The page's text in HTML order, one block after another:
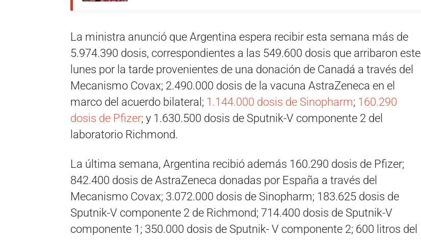
La ministra anunció que Argentina espera recibir esta semana más de
5.974.390 dosis, correspondientes a las 549.600 dosis que arribaron este
lunes por la tarde provenientes de una donación de Canadá a través del
Mecanismo Covax; 2.490.000 dosis de la vacuna AstraZeneca en el
marco del acuerdo bilateral; 1.144.000 dosis de Sinopharm; 160.290
dosis de Pfizer; y 1.630.500 dosis de Sputnik-V componente 2 del
laboratorio Richmond.
La última semana, Argentina recibió además 160.290 dosis de Pfizer;
842.400 dosis de AstraZeneca donadas por España a través del
Mecanismo Covax; 3.072.000 dosis de Sinopharm; 183.625 dosis de
Sputnik-V componente 2 de Richmond; 714.400 dosis de Sputnik-V
componente 1; 350.000 dosis de Sputnik- V componente 2; 600 litros del